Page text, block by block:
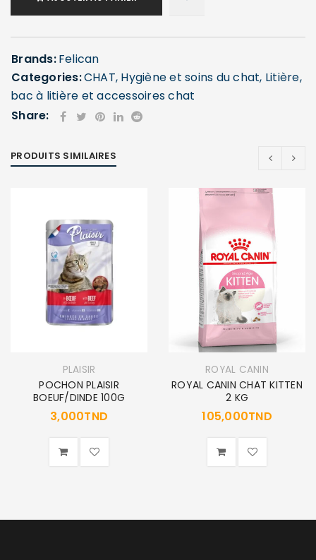
Brands:Felican
Categories:CHAT, Hygiène et soins du chat, Litière,
bac à litière et accessoires chat
Share:
PRODUITS SIMILAIRES
PLAISIR
POCHON PLAISIR
BOEUF/DINDE 100G
3,000TND
ROYAL CANIN
ROYAL CANIN CHAT KITTEN
2 KG
105,000TND